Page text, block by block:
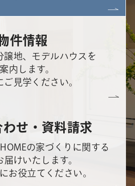
件情報
譲地、モデルハウスを
内します。
ご見学ください。
わせ・資料請求
HOMEの家づくりに関する
届けいたします。
お役立てください。